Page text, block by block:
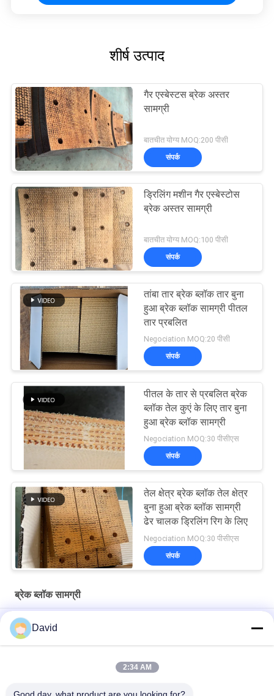
शीर्ष उत्पाद
गैर एस्बेस्टस ब्रेक अस्तर
सामग्री
बातचीत योग्य MOQ:200 पीसी
संपर्क
ड्रिलिंग मशीन गैर एस्बेस्टोस
ब्रेक अस्तर सामग्री
बातचीत योग्य MOQ:100 पीसी
संपर्क
तांबा तार ब्रेक ब्लॉक तार बुना
हुआ ब्रेक ब्लॉक सामग्री पीतल
तार प्रबलित
Negociation MOQ:20 पीसी
संपर्क
पीतल के तार से प्रबलित ब्रेक
ब्लॉक तेल कुएं के लिए तार बुना
हुआ ब्रेक ब्लॉक सामग्री
Negociation MOQ:30 पीसीएस
संपर्क
तेल क्षेत्र ब्रेक ब्लॉक तेल क्षेत्र
बुना हुआ ब्रेक ब्लॉक सामग्री
ढेर चालक ड्रिलिंग रिग के लिए
Negociation MOQ:30 पीसीएस
संपर्क
ब्रेक ब्लॉक सामग्री
ड्रिलिंग मशीनों के लिए तेल अच्छी तरह से ड्रिलिंग रोड ब्रेक ब्लॉक बुना ब्रेक लाइनिंग
एस्बेस्टो मुक्त बुना हुआ ब्रेक अस्तर बुना हुआ ब्रेक ब्लॉक तेल कुएं ड्रिलिंग के लिए बुना
David
2:34 AM